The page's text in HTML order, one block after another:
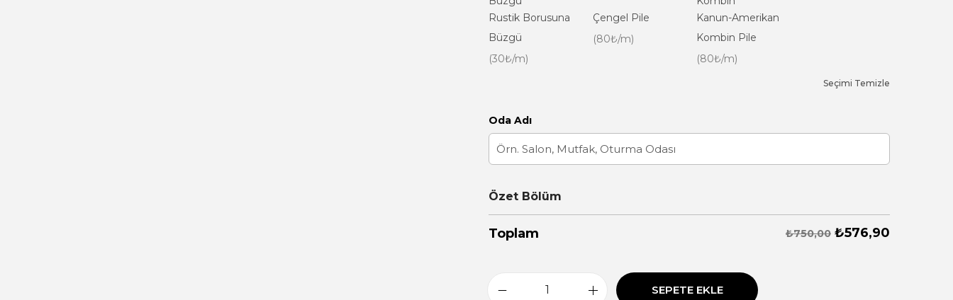
Rustik Borusuna
Büzgü
(30₺/m)
Çengel Pile
(80₺/m)
Kanun-Amerikan
Kombin Pile
(80₺/m)
Seçimi Temizle
Oda Adı
Özet Bölüm
Toplam ₺750,00 ₺576,90
SEPETE EKLE